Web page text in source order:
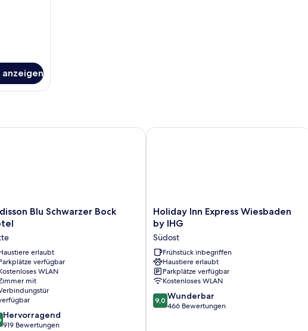
anzeigen
Blu Schwarzer Bock
erlaubt
verfügbar
WLAN
mit
Hervorragend
919 Bewertungen
Blu Schwarzer Bock Hotel
Holiday
Inn
Express
Wiesbaden
by
IHG
Südost
Holiday Inn Express Wiesbaden
by IHG
Südost
Frühstück inbegriffen
Haustiere erlaubt
Parkplätze verfügbar
Kostenloses WLAN
9.0
von
9,0 Wunderbar
466 Bewertungen
Holiday Inn Express Wiesbaden by